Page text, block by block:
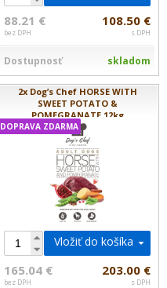
88.21 €
bez DPH
108.50 €
s DPH
Dostupnosť skladom
2x Dog’s Chef HORSE WITH
SWEET POTATO &
POMEGRANATE 12kg
DOPRAVA ZDARMA
Vložiť do košíka
165.04 €
bez DPH
203.00 €
s DPH